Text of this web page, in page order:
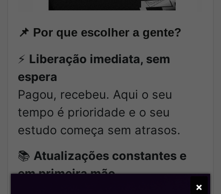
📌 Por que escolher a gente?
⚡ Liberação imediata, sem
espera
Pagou, recebeu. Aqui o seu
tempo é prioridade e o seu
estudo começa sem atrasos.
📚 Atualizações constantes e
em primeira mão
×